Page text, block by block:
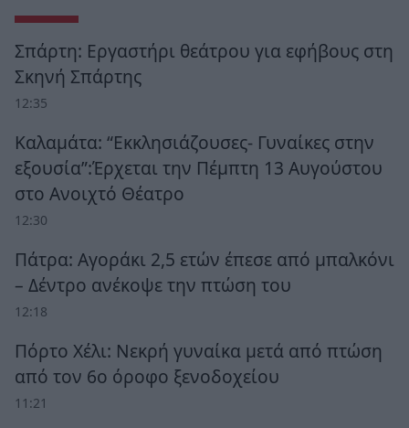
Σπάρτη: Εργαστήρι θεάτρου για εφήβους στη
Σκηνή Σπάρτης
12:35
Καλαμάτα: “Εκκλησιάζουσες- Γυναίκες στην
εξουσία”:Έρχεται την Πέμπτη 13 Αυγούστου
στο Ανοιχτό Θέατρο
12:30
Πάτρα: Αγοράκι 2,5 ετών έπεσε από μπαλκόνι
– Δέντρο ανέκοψε την πτώση του
12:18
Πόρτο Χέλι: Νεκρή γυναίκα μετά από πτώση
από τον 6ο όροφο ξενοδοχείου
11:21